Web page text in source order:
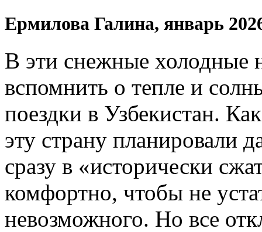
Ермилова Галина, январь
В эти снежные холодные
вспомнить о тепле и
поездки в Узбекистан.
эту страну планировали
сразу в «исторически
комфортно, чтобы не
невозможного. Но все